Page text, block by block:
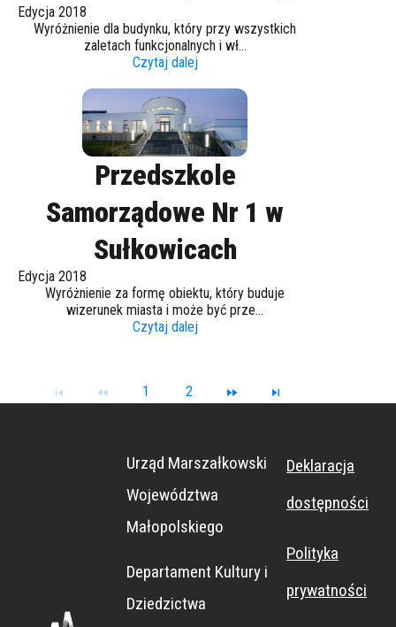
Edycja 2018
Wyróżnienie dla budynku, który przy wszystkich
zaletach funkcjonalnych i wł...
Czytaj dalej
Przedszkole
Samorządowe Nr 1 w
Sułkowicach
Edycja 2018
Wyróżnienie za formę obiektu, który buduje
wizerunek miasta i może być prze...
Czytaj dalej
1 2
Urząd Marszałkowski
Województwa
Małopolskiego
Departament Kultury i
Dziedzictwa
Deklaracja
dostępności
Polityka
prywatności